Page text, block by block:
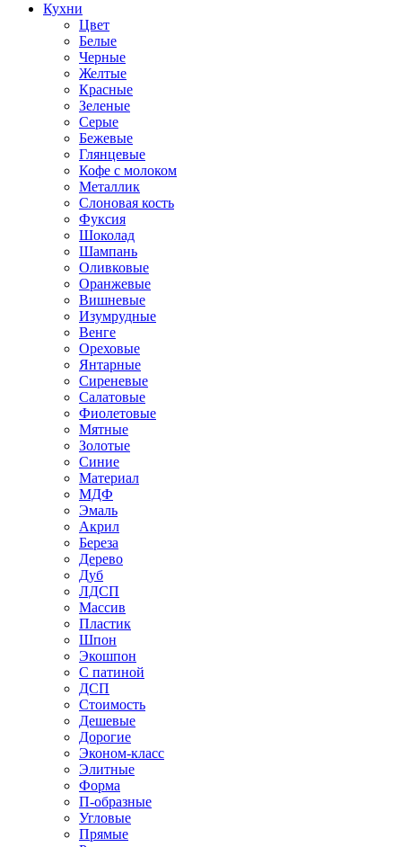
Кухни
Цвет
Белые
Черные
Желтые
Красные
Зеленые
Серые
Бежевые
Глянцевые
Кофе с молоком
Металлик
Слоновая кость
Фуксия
Шоколад
Шампань
Оливковые
Оранжевые
Вишневые
Изумрудные
Венге
Ореховые
Янтарные
Сиреневые
Салатовые
Фиолетовые
Мятные
Золотые
Синие
Материал
МДФ
Эмаль
Акрил
Береза
Дерево
Дуб
ЛДСП
Массив
Пластик
Шпон
Экошпон
С патиной
ДСП
Стоимость
Дешевые
Дорогие
Эконом-класс
Элитные
Форма
П-образные
Угловые
Прямые